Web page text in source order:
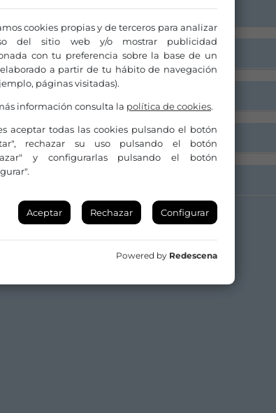
cookies propias y de terceros para analizar
del sitio web y/o mostrar publicidad
con tu preferencia sobre la base de un
a partir de tu hábito de navegación
páginas visitadas).
información consulta la política de cookies.
aceptar todas las cookies pulsando el botón
rechazar su uso pulsando el botón
y configurarlas pulsando el botón
Aceptar Rechazar Configurar
Powered by Redescena